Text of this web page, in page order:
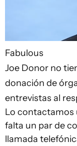
Fabulous
Joe Donor no
donación de
entrevistas al
Lo contactamos
falta un par de
llamada